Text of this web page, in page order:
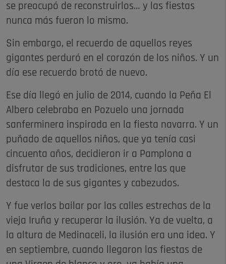
se preocupó de reconstruirlos… y las fiestas
nunca más fueron lo mismo.
Sin embargo, el recuerdo de aquellos reyes
gigantes perduró en el corazón de los niños. Y un
día ese recuerdo brotó de nuevo.
Ese día llegó en julio de 2014, cuando la Peña El
Albero celebraba en Pozuelo una jornada
sanferminera inspirada en la fiesta navarra. Y un
puñado de aquellos niños, que ya tenía casi
cincuenta años, decidieron ir a Pamplona a
disfrutar de sus tradiciones, entre las que
destaca la de sus gigantes y cabezudos.
Y fue verlos bailar por las calles estrechas de la
vieja Iruña y recuperar la ilusión. Ya de vuelta, a
la altura de Medinaceli, la ilusión era una idea. Y
en septiembre, cuando llegaron las fiestas de